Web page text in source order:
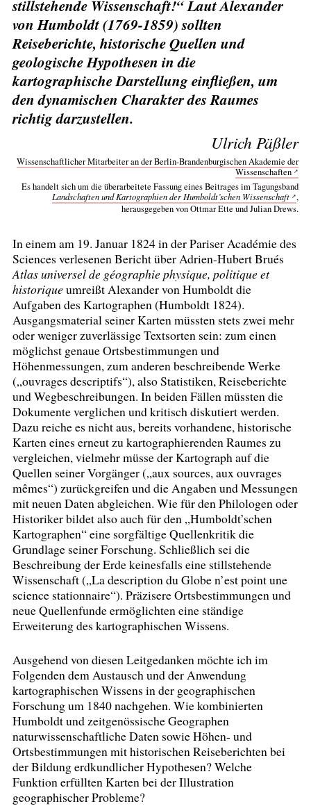
stillstehende Wissenschaft!“ Laut Alexander
von Humboldt (1769-1859) sollten
Reiseberichte, historische Quellen und
geologische Hypothesen in die
kartographische Darstellung einfließen, um
den dynamischen Charakter des Raumes
richtig darzustellen.
Ulrich Päßler
Wissenschaftlicher Mitarbeiter an der Berlin-Brandenburgischen Akademie der
Wissenschaften
Es handelt sich um die überarbeitete Fassung eines Beitrages im Tagungsband
Landschaften und Kartographien der Humboldt’schen Wissenschaft
,
herausgegeben von Ottmar Ette und Julian Drews.
In einem am 19. Januar 1824 in der Pariser Académie des
Sciences verlesenen Bericht über Adrien-Hubert Brués
Atlas universel de géographie physique, politique et
historiqueumreißt Alexander von Humboldt die
Aufgaben des Kartographen (Humboldt 1824).
Ausgangsmaterial seiner Karten müssten stets zwei mehr
oder weniger zuverlässige Textsorten sein: zum einen
möglichst genaue Ortsbestimmungen und
Höhenmessungen, zum anderen beschreibende Werke
(„ouvrages descriptifs“), also Statistiken, Reiseberichte
und Wegbeschreibungen. In beiden Fällen müssten die
Dokumente verglichen und kritisch diskutiert werden.
Dazu reiche es nicht aus, bereits vorhandene, historische
Karten eines erneut zu kartographierenden Raumes zu
vergleichen, vielmehr müsse der Kartograph auf die
Quellen seiner Vorgänger („aux sources, aux ouvrages
mêmes“) zurückgreifen und die Angaben und Messungen
mit neuen Daten abgleichen. Wie für den Philologen oder
Historiker bildet also auch für den „Humboldt’schen
Kartographen“ eine sorgfältige Quellenkritik die
Grundlage seiner Forschung. Schließlich sei die
Beschreibung der Erde keinesfalls eine stillstehende
Wissenschaft („La description du Globe n’est point une
science stationnaire“). Präzisere Ortsbestimmungen und
neue Quellenfunde ermöglichten eine ständige
Erweiterung des kartographischen Wissens.
Ausgehend von diesen Leitgedanken möchte ich im
Folgenden dem Austausch und der Anwendung
kartographischen Wissens in der geographischen
Forschung um 1840 nachgehen. Wie kombinierten
Humboldt und zeitgenössische Geographen
naturwissenschaftliche Daten sowie Höhen- und
Ortsbestimmungen mit historischen Reiseberichten bei
der Bildung erdkundlicher Hypothesen? Welche
Funktion erfüllten Karten bei der Illustration
geographischer Probleme?